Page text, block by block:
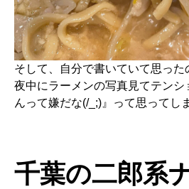
そして、自分で書いていて思っ
夜中にラーメンの写真見てテンシ
んって嫌だな(/_;)』って思ってし
千葉の二郎系